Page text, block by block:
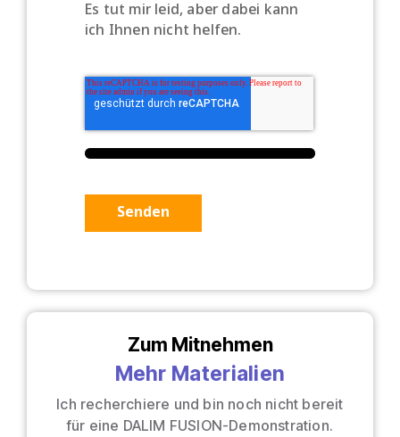
Es tut mir leid, aber dabei kann
ich Ihnen nicht helfen.
Senden
Zum Mitnehmen
Mehr Materialien
Ich recherchiere und bin noch nicht bereit
für eine DALIM FUSION-Demonstration.